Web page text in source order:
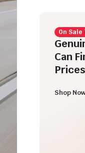
On Sale
Can
Prices
Shop